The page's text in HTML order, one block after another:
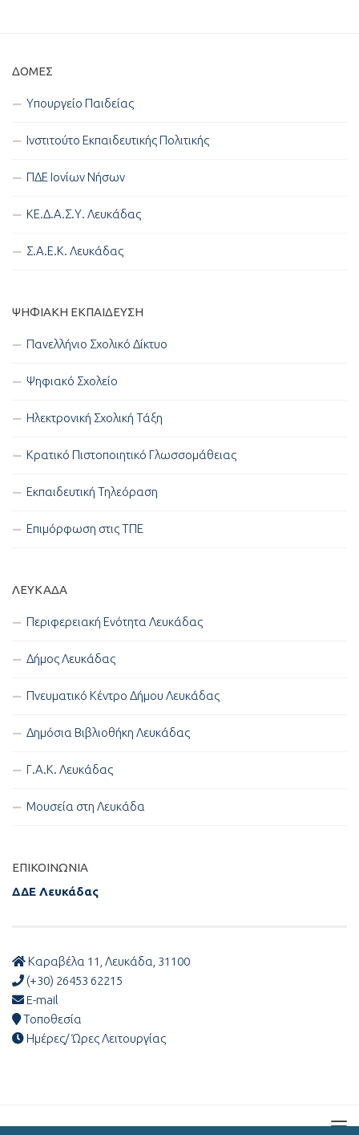
ΔΟΜΈΣ
Υπουργείο Παιδείας
Ινστιτούτο Εκπαιδευτικής Πολιτικής
ΠΔΕ Ιονίων Νήσων
ΚΕ.Δ.Α.Σ.Υ. Λευκάδας
Σ.Α.Ε.Κ. Λευκάδας
ΨΗΦΙΑΚΉ ΕΚΠΑΊΔΕΥΣΗ
Πανελλήνιο Σχολικό Δίκτυο
Ψηφιακό Σχολείο
Ηλεκτρονική Σχολική Τάξη
Κρατικό Πιστοποιητικό Γλωσσομάθειας
Εκπαιδευτική Τηλεόραση
Επιμόρφωση στις ΤΠΕ
ΛΕΥΚΑΔΑ
Περιφερειακή Ενότητα Λευκάδας
Δήμος Λευκάδας
Πνευματικό Κέντρο Δήμου Λευκάδας
Δημόσια Βιβλιοθήκη Λευκάδας
Γ.Α.Κ. Λευκάδας
Μουσεία στη Λευκάδα
ΕΠΙΚΟΙΝΩΝΊΑ
ΔΔΕ Λευκάδας
Καραβέλα 11, Λευκάδα, 31100
(+30) 26453 62215
E-mail
Τοποθεσία
Ημέρες/ Ώρες Λειτουργίας